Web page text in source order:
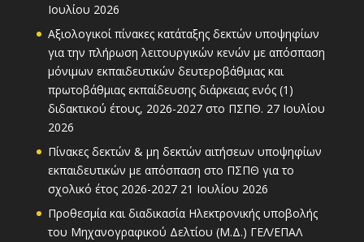
Ιουλίου 2026
Αξιολογικοί πίνακες κατάταξης δεκτών υποψηφίων
για την πλήρωση λειτουργικών κενών με απόσπαση
μόνιμων εκπαιδευτικών δευτεροβάθμιας και
πρωτοβάθμιας εκπαίδευσης διάρκειας ενός (1)
διδακτικού έτους, 2026-2027 στο ΠΣΠΘ. 27 Ιουλίου
2026
Πίνακες δεκτών & μη δεκτών αιτήσεων υποψηφίων
εκπαιδευτικών με απόσπαση στο ΠΣΠΘ για το
σχολικό έτος 2026-2027 21 Ιουλίου 2026
Προθεσμία και διαδικασία Ηλεκτρονικής υποβολής
του Μηχανογραφικού Δελτίου (Μ.Δ.) ΓΕΛ/ΕΠΑΛ